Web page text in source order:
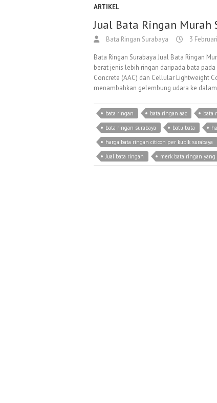
ARTIKEL
Jual Bata Ringan Murah
Bata Ringan Surabaya 3
Bata Ringan Surabaya Jual Bata Ringan
berat jenis lebih ringan daripada bata
Concrete (AAC) dan Cellular Lightweight
menambahkan gelembung udara ke
bata ringan bata ringan aac bata
bata ringan surabaya
batu bata
harga bata ringan citicon per kubik surabaya
Jual bata ringan
merk bata ringan yang